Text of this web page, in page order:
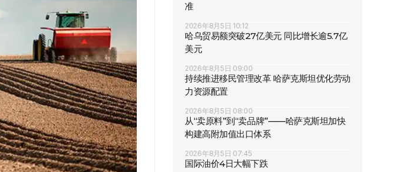
准
2026年8月5日 10:12
哈乌贸易额突破27亿美元 同比增长逾5.7亿
美元
2026年8月5日 09:00
持续推进移民管理改革 哈萨克斯坦优化劳动
力资源配置
2026年8月5日 08:00
从“卖原料”到“卖品牌”——哈萨克斯坦加快
构建高附加值出口体系
2026年8月5日 07:45
国际油价4日大幅下跌